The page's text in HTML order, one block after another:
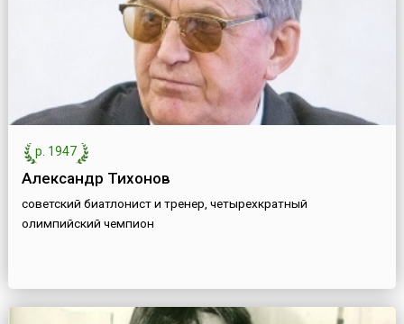
р. 1947
Александр Тихонов
советский биатлонист и тренер, четырехкратный
олимпийский чемпион